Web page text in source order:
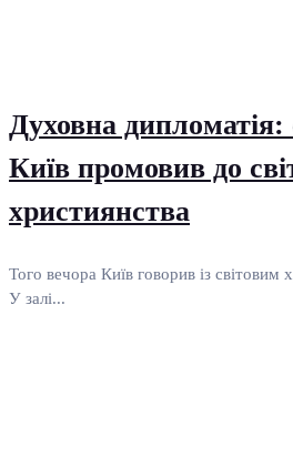
Духовна дипломатія:
Київ промовив до
християнства
Того вечора Київ говорив із світовим
У залі...